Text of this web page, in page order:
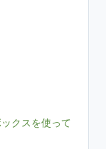
クスを使って